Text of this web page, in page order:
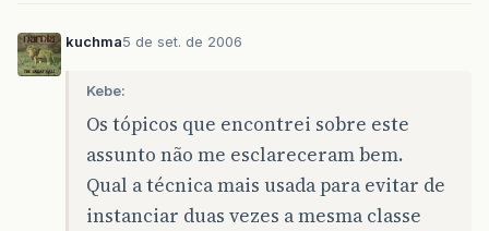
kuchma5 de set. de 2006
Kebe:
Os tópicos que encontrei sobre este
assunto não me esclareceram bem.
Qual a técnica mais usada para evitar de
instanciar duas vezes a mesma classe